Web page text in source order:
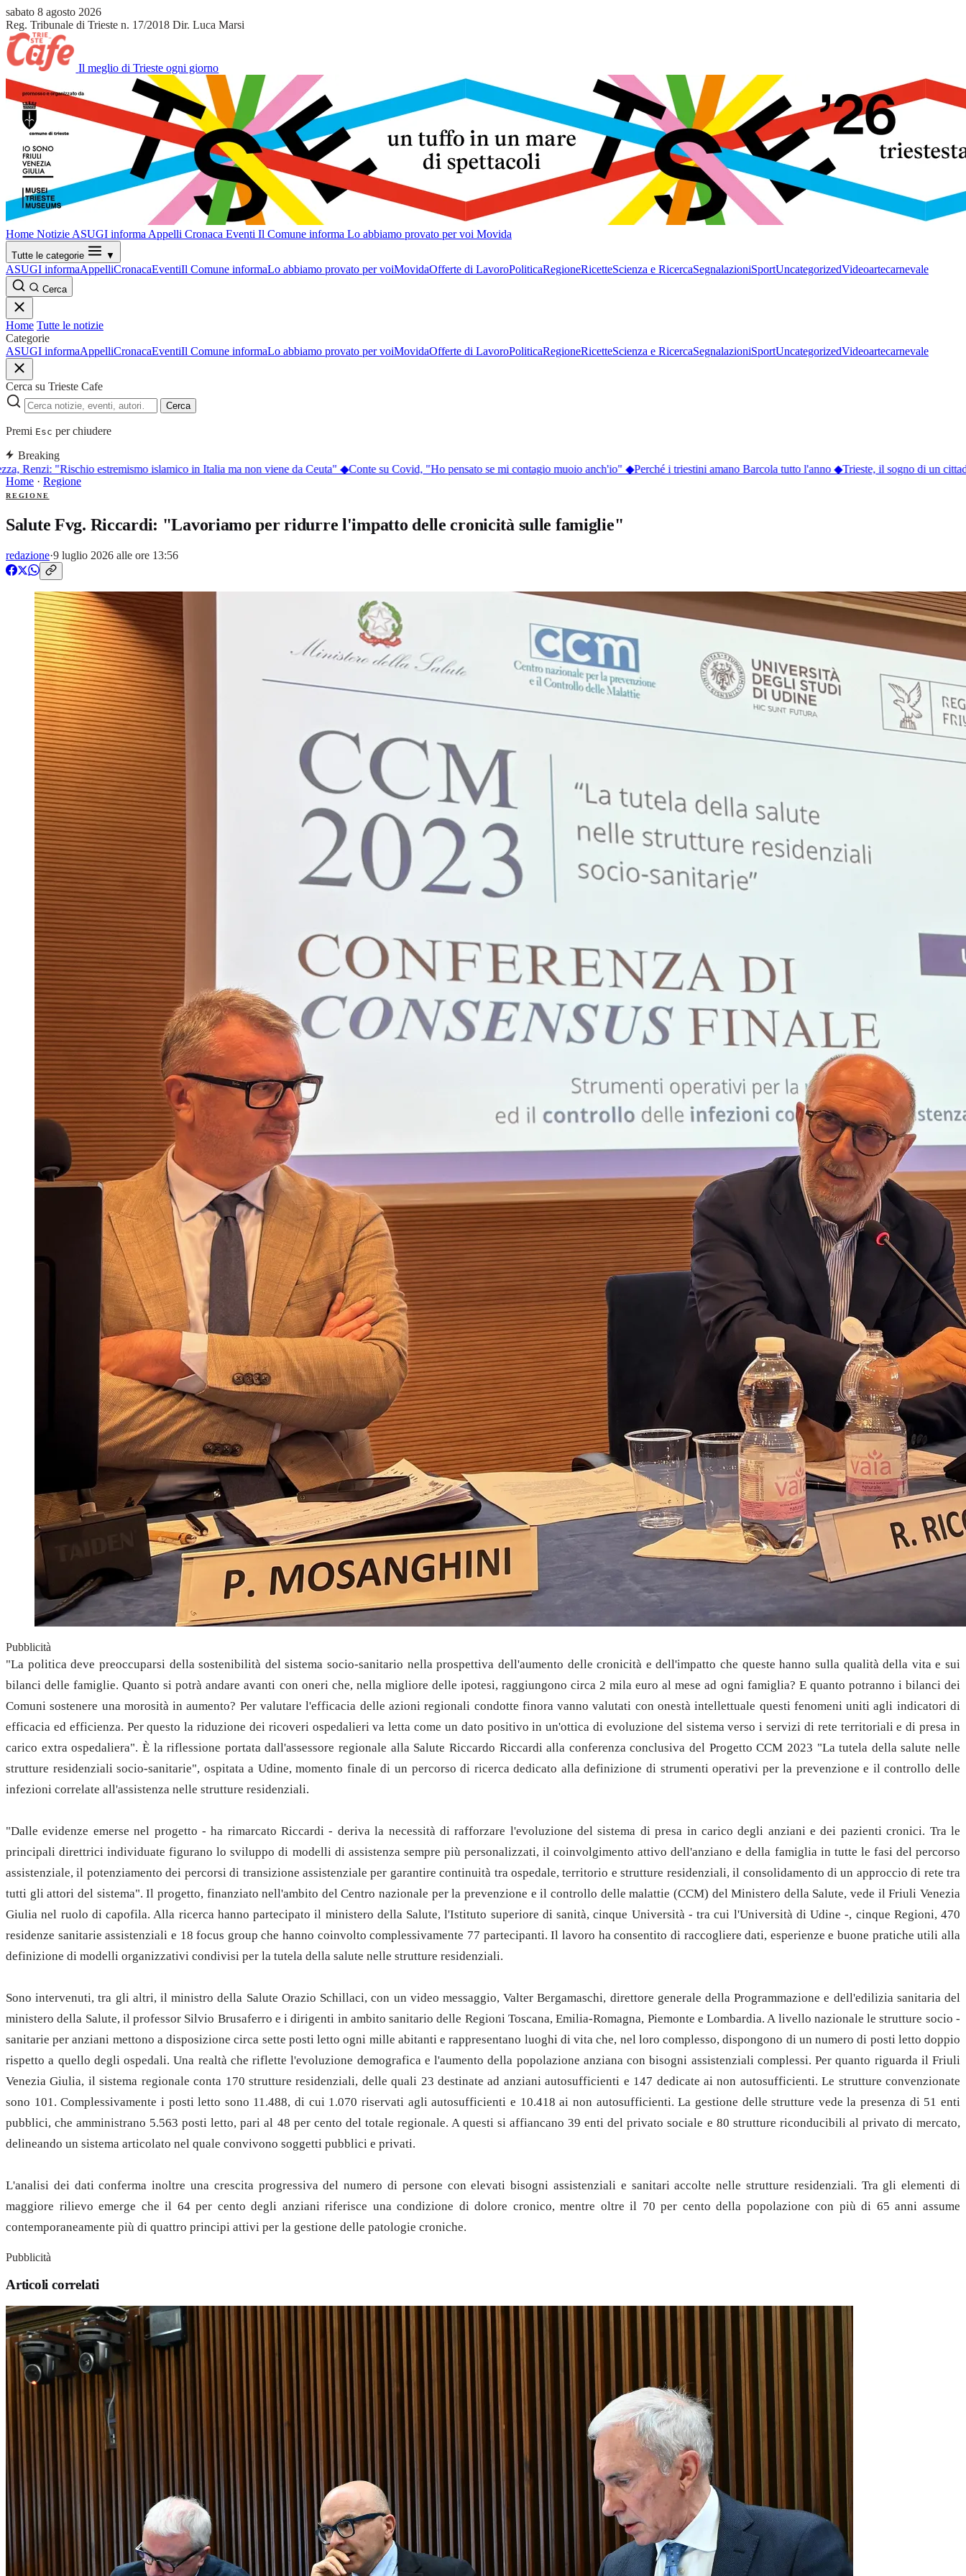
sabato 8 agosto 2026
Reg. Tribunale di Trieste n. 17/2018 Dir. Luca Marsi
Il meglio di Trieste ogni giorno
Home Notizie ASUGI informa Appelli Cronaca Eventi Il Comune informa Lo abbiamo provato per voi Movida
Tutte le categorie ▼
ASUGI informaAppelliCronacaEventiIl Comune informaLo abbiamo provato per voiMovidaOfferte di LavoroPoliticaRegioneRicetteScienza e RicercaSegnalazioniSportUncategorizedVideoartecarnevale
Cerca
Home Tutte le notizie
Categorie
ASUGI informaAppelliCronacaEventiIl Comune informaLo abbiamo provato per voiMovidaOfferte di LavoroPoliticaRegioneRicetteScienza e RicercaSegnalazioniSportUncategorizedVideoartecarnevale
Cerca su Trieste Cafe
Cerca
Premi Esc per chiudere
Breaking
Renzi: "Rischio estremismo islamico in Italia ma non viene da Ceuta"◆ Conte su Covid, "Ho pensato se mi contagio muoio anch'io"◆ Perché i triestini amano Barcola tutto l'anno◆Trieste, il sogno di un
Home · Regione
REGIONE
Salute Fvg. Riccardi: "Lavoriamo per ridurre l'impatto delle cronicità sulle famiglie"
redazione·9 luglio 2026 alle ore 13:56
Pubblicità
"La politica deve preoccuparsi della sostenibilità del sistema socio-sanitario nella prospettiva dell'aumento delle cronicità e dell'impatto che queste hanno sulla qualità della vita e sui
bilanci delle famiglie. Quanto si potrà andare avanti con oneri che, nella migliore delle ipotesi, raggiungono circa 2 mila euro al mese ad ogni famiglia? E quanto potranno i bilanci dei
Comuni sostenere una morosità in aumento? Per valutare l'efficacia delle azioni regionali condotte finora vanno valutati con onestà intellettuale questi fenomeni uniti agli indicatori di
efficacia ed efficienza. Per questo la riduzione dei ricoveri ospedalieri va letta come un dato positivo in un'ottica di evoluzione del sistema verso i servizi di rete territoriali e di presa in
carico extra ospedaliera". È la riflessione portata dall'assessore regionale alla Salute Riccardo Riccardi alla conferenza conclusiva del Progetto CCM 2023 "La tutela della salute nelle
strutture residenziali socio-sanitarie", ospitata a Udine, momento finale di un percorso di ricerca dedicato alla definizione di strumenti operativi per la prevenzione e il controllo delle
infezioni correlate all'assistenza nelle strutture residenziali.
"Dalle evidenze emerse nel progetto - ha rimarcato Riccardi - deriva la necessità di rafforzare l'evoluzione del sistema di presa in carico degli anziani e dei pazienti cronici. Tra le
principali direttrici individuate figurano lo sviluppo di modelli di assistenza sempre più personalizzati, il coinvolgimento attivo dell'anziano e della famiglia in tutte le fasi del percorso
assistenziale, il potenziamento dei percorsi di transizione assistenziale per garantire continuità tra ospedale, territorio e strutture residenziali, il consolidamento di un approccio di rete tra
tutti gli attori del sistema". Il progetto, finanziato nell'ambito del Centro nazionale per la prevenzione e il controllo delle malattie (CCM) del Ministero della Salute, vede il Friuli Venezia
Giulia nel ruolo di capofila. Alla ricerca hanno partecipato il ministero della Salute, l'Istituto superiore di sanità, cinque Università - tra cui l'Università di Udine -, cinque Regioni, 470
residenze sanitarie assistenziali e 18 focus group che hanno coinvolto complessivamente 77 partecipanti. Il lavoro ha consentito di raccogliere dati, esperienze e buone pratiche utili alla
definizione di modelli organizzativi condivisi per la tutela della salute nelle strutture residenziali.
Sono intervenuti, tra gli altri, il ministro della Salute Orazio Schillaci, con un video messaggio, Valter Bergamaschi, direttore generale della Programmazione e dell'edilizia sanitaria del
ministero della Salute, il professor Silvio Brusaferro e i dirigenti in ambito sanitario delle Regioni Toscana, Emilia-Romagna, Piemonte e Lombardia. A livello nazionale le strutture socio -
sanitarie per anziani mettono a disposizione circa sette posti letto ogni mille abitanti e rappresentano luoghi di vita che, nel loro complesso, dispongono di un numero di posti letto doppio
rispetto a quello degli ospedali. Una realtà che riflette l'evoluzione demografica e l'aumento della popolazione anziana con bisogni assistenziali complessi. Per quanto riguarda il Friuli
Venezia Giulia, il sistema regionale conta 170 strutture residenziali, delle quali 23 destinate ad anziani autosufficienti e 147 dedicate ai non autosufficienti. Le strutture convenzionate
sono 101. Complessivamente i posti letto sono 11.488, di cui 1.070 riservati agli autosufficienti e 10.418 ai non autosufficienti. La gestione delle strutture vede la presenza di 51 enti
pubblici, che amministrano 5.563 posti letto, pari al 48 per cento del totale regionale. A questi si affiancano 39 enti del privato sociale e 80 strutture riconducibili al privato di mercato,
delineando un sistema articolato nel quale convivono soggetti pubblici e privati.
L'analisi dei dati conferma inoltre una crescita progressiva del numero di persone con elevati bisogni assistenziali e sanitari accolte nelle strutture residenziali. Tra gli elementi di
maggiore rilievo emerge che il 64 per cento degli anziani riferisce una condizione di dolore cronico, mentre oltre il 70 per cento della popolazione con più di 65 anni assume
contemporaneamente più di quattro principi attivi per la gestione delle patologie croniche.
Pubblicità
Articoli correlati